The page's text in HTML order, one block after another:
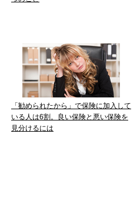
「勧められたから」で保険に加入して
いる人は6割。良い保険と悪い保険を
見分けるには